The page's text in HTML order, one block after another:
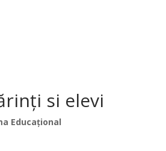
si elevi
Educațional